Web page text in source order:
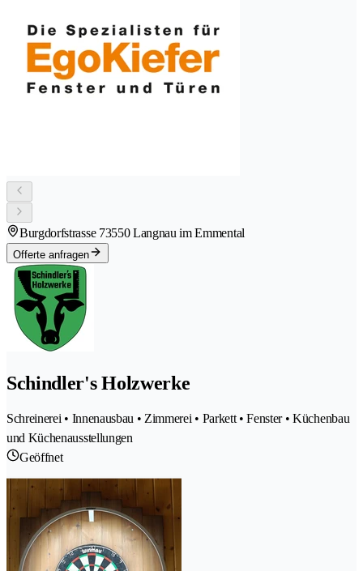
Burgdorfstrasse 73550 Langnau im Emmental
Offerte anfragen
Schindler's Holzwerke
Schreinerei • Innenausbau • Zimmerei • Parkett • Fenster • Küchenbau
und Küchenausstellungen
Geöffnet